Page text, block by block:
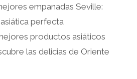
empanadas Seville:
perfecta
productos asiáticos
las delicias de Oriente